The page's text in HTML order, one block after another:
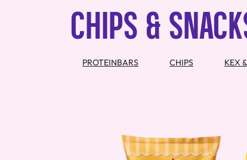
CHIPS &
PROTEINBARS CHIPS KEX